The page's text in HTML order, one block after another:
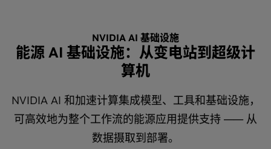
NVIDIA AI 基础设施
能源 AI 基础设施：从变电站到超级计
算机
NVIDIA AI 和加速计算集成模型、工具和基础设施，
可高效地为整个工作流的能源应用提供支持 —— 从
数据摄取到部署。